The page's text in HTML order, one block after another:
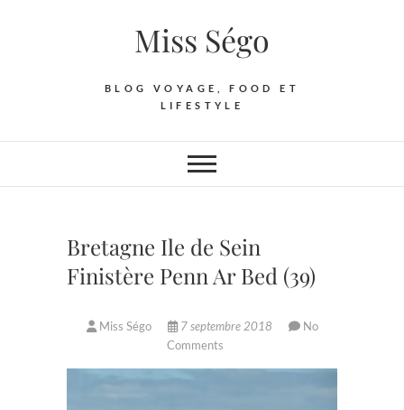
Miss Ségo
BLOG VOYAGE, FOOD ET
LIFESTYLE
Bretagne Ile de Sein
Finistère Penn Ar Bed (39)
Miss Ségo 7 septembre 2018
No
Comments